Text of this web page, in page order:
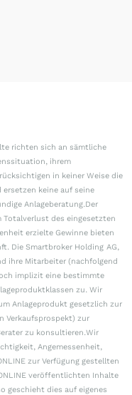
richten sich an sämtliche
ihrem
in keiner Weise die
keine auf seine
Anlageberatung.Der
Totalverlust des eingesetzten
erzielte Gewinne bieten
Die Smartbroker Holding AG,
ihre Mitarbeiter (nachfolgend
implizit eine bestimmte
zu. Wir
Anlageprodukt gesetzlich zur
Verkaufsprospekt) zur
zu konsultieren.Wir
Angemessenheit,
zur Verfügung gestellten
veröffentlichten Inhalte
geschieht dies auf eigenes